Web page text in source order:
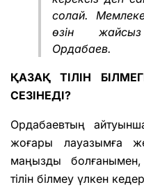
солай.
өзін
Ордабаев.
ҚАЗАҚ ТІЛІН
СЕЗІНЕДІ?
Ордабаевтың
жоғары лауазымға
маңызды
тілін білмеу үлкен